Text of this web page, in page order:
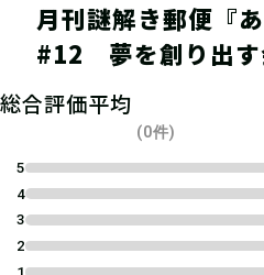
041.参加表明
参加表明をして、
報酬をGETしよう
月刊謎解き郵便『
#12 夢を創り出す
総合評価平均
(0件)
5
4
3
2